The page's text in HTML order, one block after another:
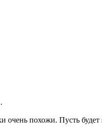
очень похожи. Пусть будет